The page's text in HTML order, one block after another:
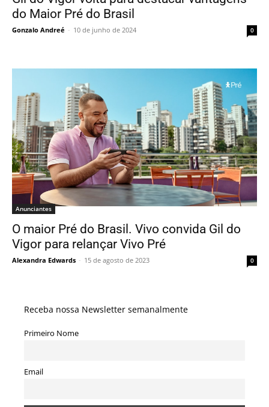
do Maior Pré do Brasil
Gonzalo Andreé - 10 de junho de 2024 0
Anunciantes
O maior Pré do Brasil. Vivo convida Gil do
Vigor para relançar Vivo Pré
Alexandra Edwards - 15 de agosto de 2023 0
Receba nossa Newsletter semanalmente
Primeiro Nome
Email